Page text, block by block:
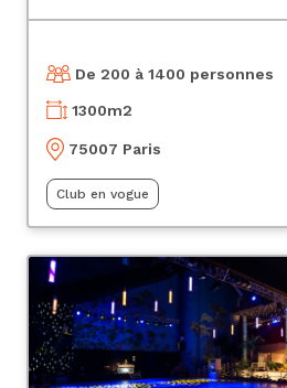
De 200 à 1400 personnes
1300m2
75007 Paris
Club en vogue